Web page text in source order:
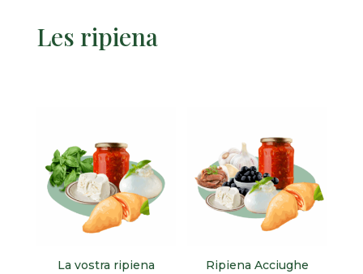
Les ripiena
La vostra ripiena
Ripiena Acciughe